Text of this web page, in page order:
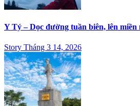
Y Tý – Dọc đường tuần biên, lên miền
Story Tháng 3 14, 2026